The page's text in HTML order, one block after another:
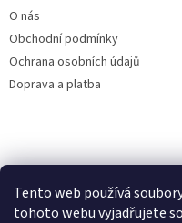
Tento web používá
tohoto webu vyjadřujete
O nás
Obchodní podmínky
Ochrana osobních údajů
Doprava a platba
Filtry
Online